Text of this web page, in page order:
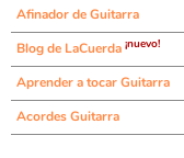
Afinador de Guitarra
Blog de LaCuerda ¡nuevo!
Aprender a tocar Guitarra
Acordes Guitarra